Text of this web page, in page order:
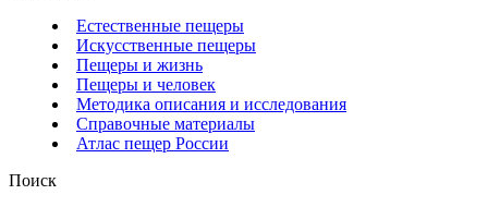
Естественные пещеры
Искусственные пещеры
Пещеры и жизнь
Пещеры и человек
Методика описания и исследования
Справочные материалы
Атлас пещер России
Поиск